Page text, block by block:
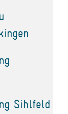
Sihlfeld